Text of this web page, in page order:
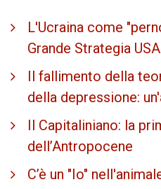
L'Ucraina come
Grande Strategia
Il fallimento della
della depressione:
Il Capitaliniano: la
dell’Antropocene
C’è un "Io"